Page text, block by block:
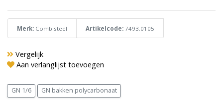
Merk: Combisteel Artikelcode: 7493.0105
Vergelijk
Aan verlanglijst toevoegen
GN 1/6 GN bakken polycarbonaat